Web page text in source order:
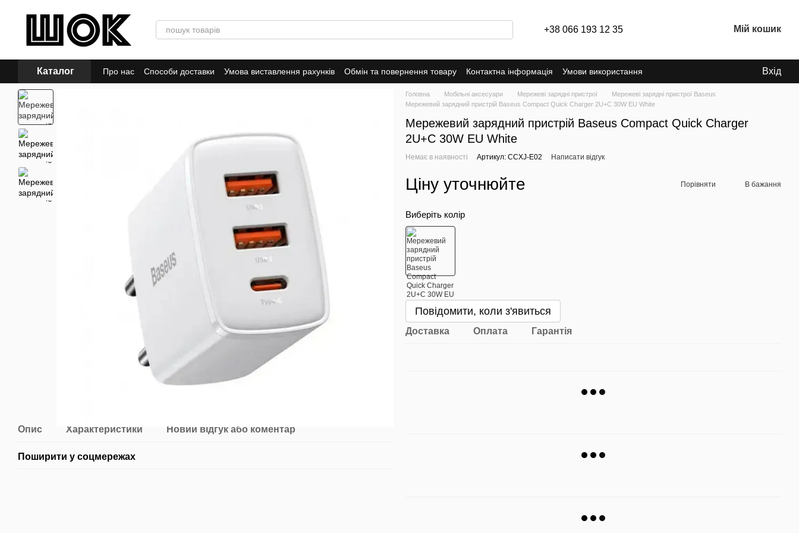
+38 066 193 12 35 Мій кошик
Каталог Про нас Способи доставки Умова виставлення рахунків Обмін та повернення товару Контактна інформація
Умови використання
Політика конфіденційності
Відгуки про магазин
Вхід
Опис Характеристики Новий відгук або коментар
Поширити у соцмережах
Головна Мобільні аксесуари Мережеві зарядні пристрої
Мережеві зарядні пристрої Baseus
Мережевий зарядний пристрій Baseus Compact Quick Charger 2U+C 30W EU White
Мережевий зарядний пристрій Baseus Compact Quick Charger
2U+C 30W EU White
Немає в наявності Артикул: CCXJ-E02 Написати відгук
Ціну уточнюйте Порівняти В бажання
Виберіть колір
Повідомити, коли з'явиться
Доставка Оплата Гарантія